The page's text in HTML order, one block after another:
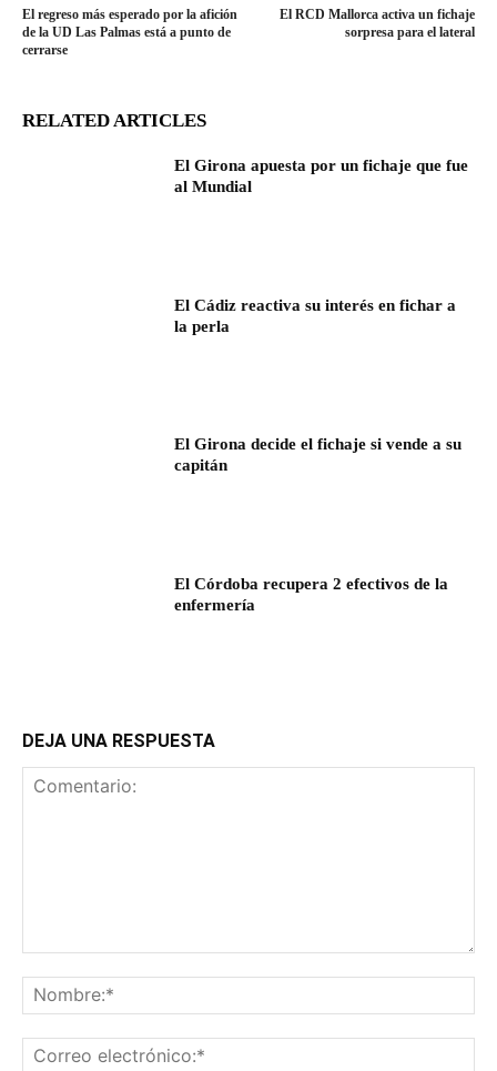
El regreso más esperado por la afición
de la UD Las Palmas está a punto de
cerrarse
El RCD Mallorca activa un fichaje
sorpresa para el lateral
RELATED ARTICLES
El Girona apuesta por un fichaje que fue
al Mundial
El Cádiz reactiva su interés en fichar a
la perla
El Girona decide el fichaje si vende a su
capitán
El Córdoba recupera 2 efectivos de la
enfermería
DEJA UNA RESPUESTA